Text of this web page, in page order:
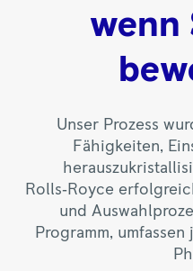
wenn
Unser Prozess
Fähigkeiten,
Rolls‑Royce
und
Programm,